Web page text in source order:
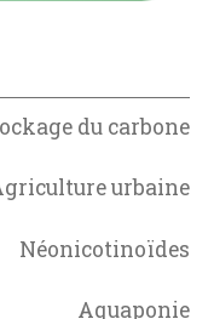
du carbone
urbaine
Néonicotinoïdes
Aquaponie